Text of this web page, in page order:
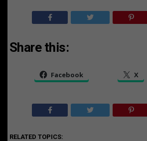
Share this:
Facebook X
RELATED TOPICS: